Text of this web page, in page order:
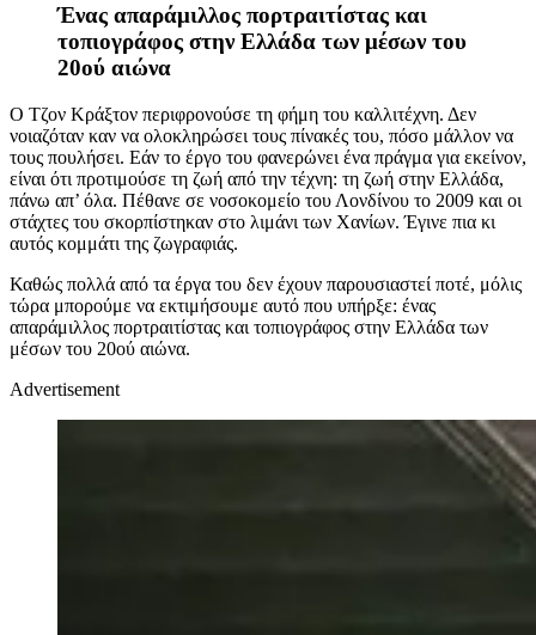
Ένας απαράμιλλος πορτραιτίστας και
τοπιογράφος στην Ελλάδα των μέσων του
20ού αιώνα
Ο Τζον Κράξτον περιφρονούσε τη φήμη του καλλιτέχνη. Δεν
νοιαζόταν καν να ολοκληρώσει τους πίνακές του, πόσο μάλλον να
τους πουλήσει. Εάν το έργο του φανερώνει ένα πράγμα για εκείνον,
είναι ότι προτιμούσε τη ζωή από την τέχνη: τη ζωή στην Ελλάδα,
πάνω απ’ όλα. Πέθανε σε νοσοκομείο του Λονδίνου το 2009 και οι
στάχτες του σκορπίστηκαν στο λιμάνι των Χανίων. Έγινε πια κι
αυτός κομμάτι της ζωγραφιάς.
Καθώς πολλά από τα έργα του δεν έχουν παρουσιαστεί ποτέ, μόλις
τώρα μπορούμε να εκτιμήσουμε αυτό που υπήρξε: ένας
απαράμιλλος πορτραιτίστας και τοπιογράφος στην Ελλάδα των
μέσων του 20ού αιώνα.
Advertisement